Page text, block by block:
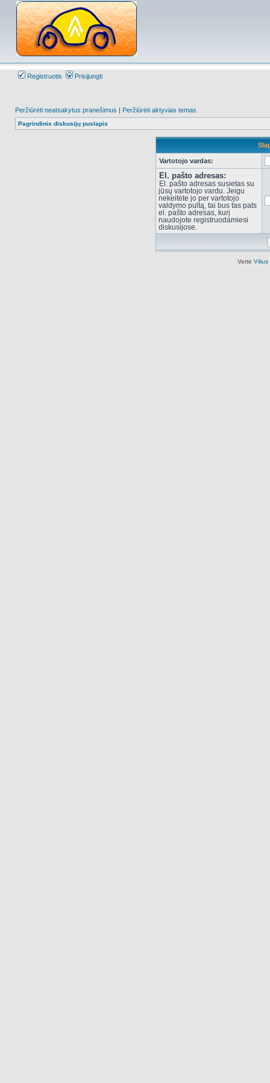
Registruotis Prisijungti
Peržiūrėti neatsakytus pranešimus | Peržiūrėti aktyvias temas
Pagrindinis diskusijų puslapis
Vartotojo vardas:
El. pašto adresas:
El. pašto adresas susietas su
jūsų vartotojo vardu. Jeigu
nekeitėte jo per vartotojo
valdymo pultą, tai bus tas pats
el. pašto adresas, kurį
naudojote registruodamiesi
diskusijose.
Vertė Vilius